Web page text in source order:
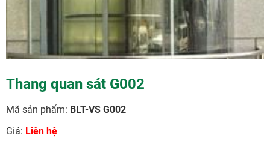
Thang quan sát G002
Mã sản phẩm: BLT-VS G002
Giá: Liên hệ